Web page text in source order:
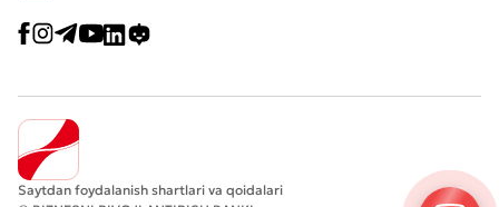
Saytdan foydalanish shartlari va qoidalari